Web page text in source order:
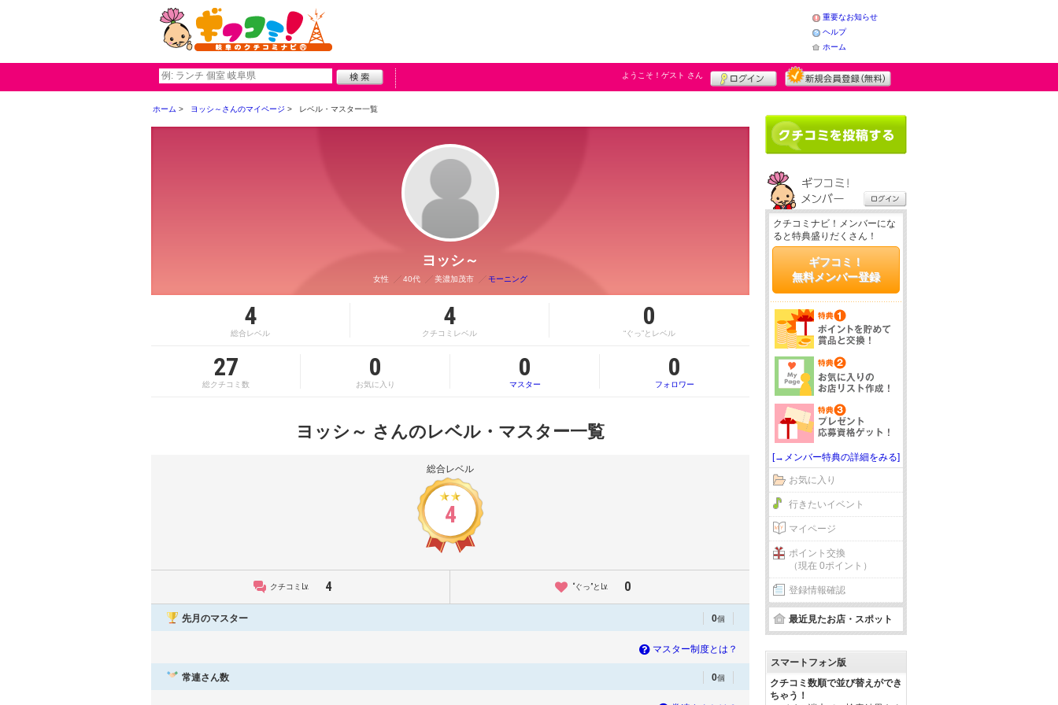
重要なお知らせ
ヘルプ
ホーム
ようこそ！ ゲスト さん
ホーム ヨッシ～さんのマイページ レベル・マスター一覧
ヨッシ～
女性 40代 美濃加茂市 モーニング
4
総合レベル
4
クチコミレベル
0
“ぐっ”とレベル
27
総クチコミ数
0
お気に入り
0
マスター
0
フォロワー
ヨッシ～ さんのレベル・マスター一覧
総合レベル
4
クチコミLv. 4 “ぐっ”とLv. 0
先月のマスター 0個
マスター制度とは？
常連さん数 0個
クチコミナビ！メンバーにな
ると特典盛りだくさん！
ギフコミ！
無料メンバー登録
[→メンバー特典の詳細をみる]
お気に入り
行きたいイベント
マイページ
ポイント交換
（現在 0ポイント）
登録情報確認
最近見たお店・スポット
スマートフォン版
クチコミ数順で並び替えができ
ちゃう！